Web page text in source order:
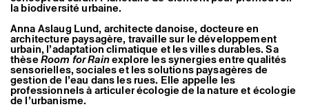
la biodiversité urbaine.
Anna Aslaug Lund, architecte danoise, docteure en
architecture paysagère, travaille sur le développement
urbain, l’adaptation climatique et les villes durables. Sa
thèseRoom for Rainexplore les synergies entre qualités
sensorielles, sociales et les solutions paysagères de
gestion de l’eau dans les rues. Elle appelle les
professionnels à articuler écologie de la nature et écologie
de l’urbanisme.